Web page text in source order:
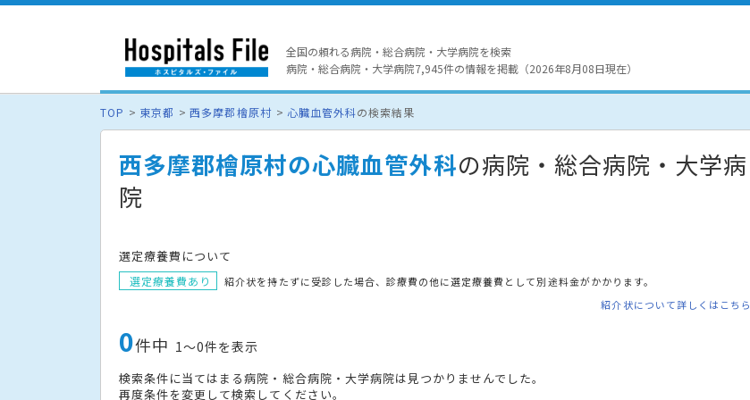
全国の頼れる病院・総合病院・大学病院を検索
病院・総合病院・大学病院7,945件の情報を掲載（2026年8月08日現在）
TOP 東京都 西多摩郡檜原村 心臓血管外科の検索結果
西多摩郡檜原村の心臓血管外科の病院・総合病院・大学病
院
選定療養費について
選定療養費あり
紹介状を持たずに受診した場合、診療費の他に選定療養費として別途料金がかかります。
紹介状について詳しくはこちら
0件中 1〜0件を表示
検索条件に当てはまる病院・総合病院・大学病院は見つかりませんでした。
再度条件を変更して検索してください。